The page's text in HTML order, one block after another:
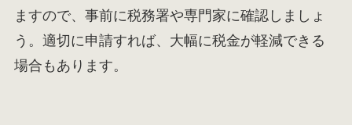
ますので、事前に税務署や専門家に確認しましょ
う。適切に申請すれば、大幅に税金が軽減できる
場合もあります。